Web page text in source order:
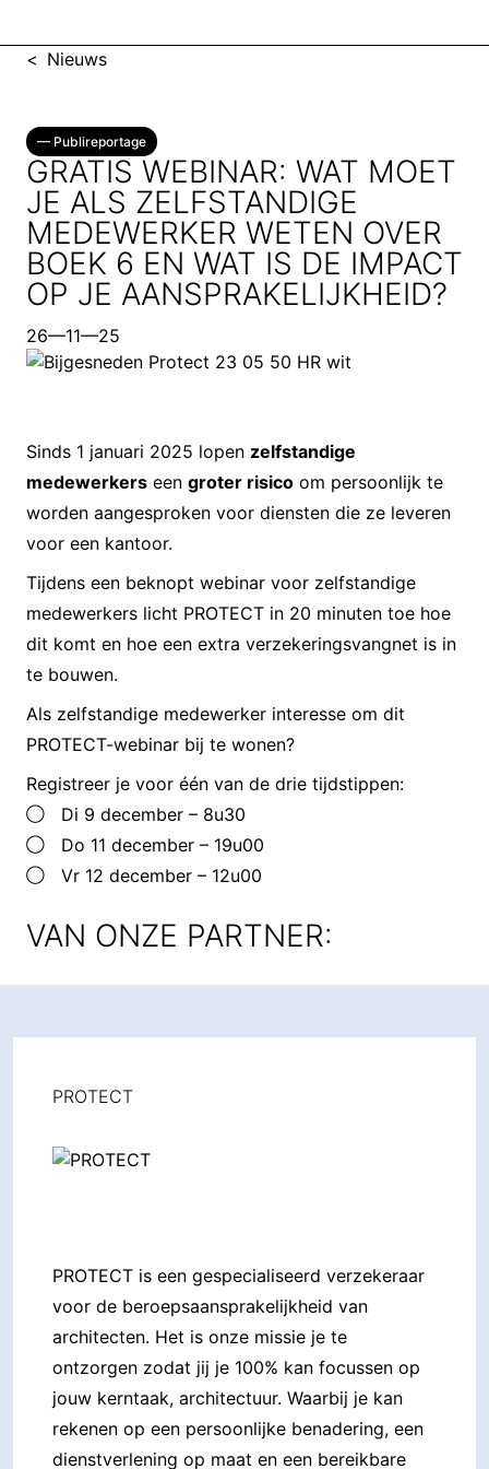
< Nieuws
— Publireportage
GRATIS WEBINAR: WAT MOET
JE ALS ZELFSTANDIGE
MEDEWERKER WETEN OVER
BOEK 6 EN WAT IS DE IMPACT
OP JE AANSPRAKELIJKHEID?
26—11—25
Sinds 1 januari 2025 lopen zelfstandige
medewerkers een groter risico om persoonlijk te
worden aangesproken voor diensten die ze leveren
voor een kantoor.
Tijdens een beknopt webinar voor zelfstandige
medewerkers licht PROTECT in 20 minuten toe hoe
dit komt en hoe een extra verzekeringsvangnet is in
te bouwen.
Als zelfstandige medewerker interesse om dit
PROTECT-webinar bij te wonen?
Registreer je voor één van de drie tijdstippen:
Di 9 december – 8u30
Do 11 december – 19u00
Vr 12 december – 12u00
VAN ONZE PARTNER:
PROTECT
PROTECT is een gespecialiseerd verzekeraar
voor de beroepsaansprakelijkheid van
architecten. Het is onze missie je te
ontzorgen zodat jij je 100% kan focussen op
jouw kerntaak, architectuur. Waarbij je kan
rekenen op een persoonlijke benadering, een
dienstverlening op maat en een bereikbare